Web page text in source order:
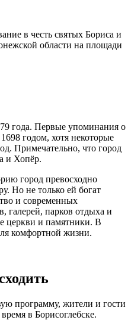
в честь святых Бориса и
области на площади
года. Первые упоминания о
годом, хотя некоторые
Примечательно, что город
и Хопёр.
город превосходно
Но не только ей богат
и современных
галерей, парков отдыха и
церкви и памятники. В
комфортной жизни.
программу, жители и гости
в Борисоглебске.